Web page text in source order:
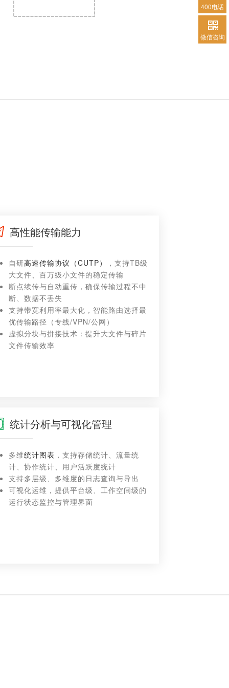
高性能传输能力
自研高速传输协议（CUTP）
，支持TB级
大文件、百万级小文件的稳定传输
断点续传与自动重传，确保传输过程不中
断、数据不丢失
支持带宽利用率最大化，智能路由选择最
优传输路径（专线/VPN/公网）
虚拟分块与拼接技术：提升大文件与碎片
文件传输效率
统计分析与可视化管理
多维统计图表 ，支持存储统计、流量统
计、协作统计、用户活跃度统计
支持多层级、多维度的日志查询与导出
可视化运维，提供平台级、工作空间级的
运行状态监控与管理界面
400电话
微信咨询